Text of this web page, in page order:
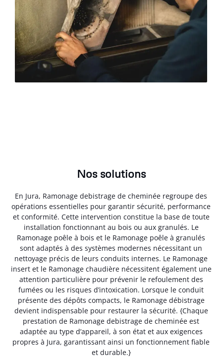
Nos solutions
En Jura, Ramonage debistrage de cheminée regroupe des
opérations essentielles pour garantir sécurité, performance
et conformité. Cette intervention constitue la base de toute
installation fonctionnant au bois ou aux granulés. Le
Ramonage poêle à bois et le Ramonage poêle à granulés
sont adaptés à des systèmes modernes nécessitant un
nettoyage précis de leurs conduits internes. Le Ramonage
insert et le Ramonage chaudière nécessitent également une
attention particulière pour prévenir le refoulement des
fumées ou les risques d’intoxication. Lorsque le conduit
présente des dépôts compacts, le Ramonage débistrage
devient indispensable pour restaurer la sécurité. {Chaque
prestation de Ramonage debistrage de cheminée est
adaptée au type d’appareil, à son état et aux exigences
propres à Jura, garantissant ainsi un fonctionnement fiable
et durable.}